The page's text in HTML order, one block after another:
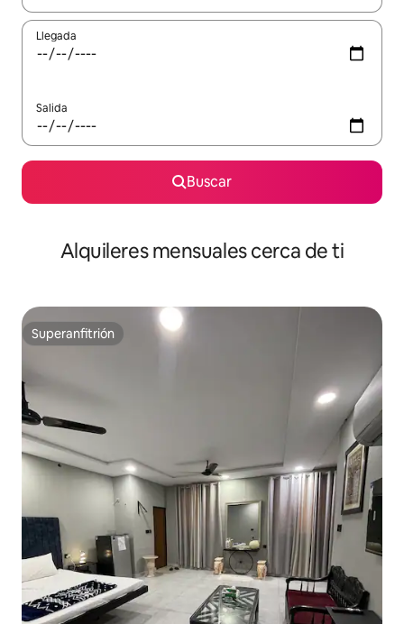
Llegada
Salida
Buscar
Alquileres mensuales cerca de ti
Superanfitrión
Superanfitrión